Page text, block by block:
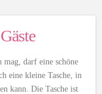
mag, darf eine schöne
eine kleine Tasche, in
kann. Die Tasche ist